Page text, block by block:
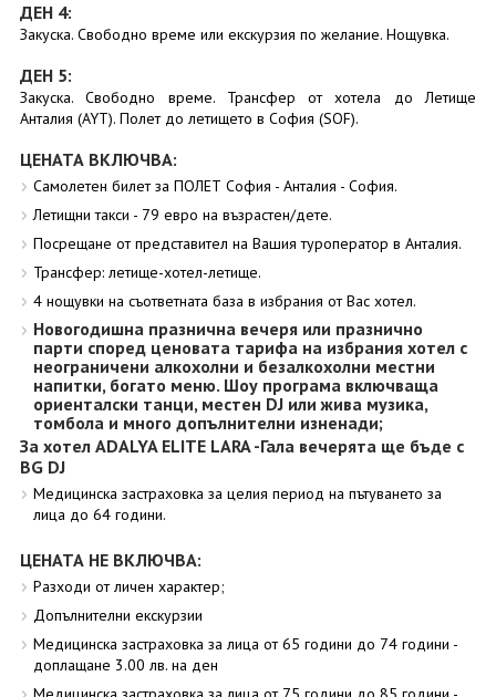
ДЕН 4:
Закуска. Свободно време или екскурзия по желание. Нощувка.
ДЕН 5:
Закуска. Свободно време. Трансфер от хотела до Летище
Анталия (AYT). Полет до летището в София (SOF).
ЦЕНАТА ВКЛЮЧВА:
Самолетен билет за ПОЛЕТ София - Анталия - София.
Летищни такси - 79 евро на възрастен/дете.
Посрещане от представител на Вашия туроператор в Анталия.
Трансфер: летище-хотел-летище.
4 нощувки на съответната база в избрания от Вас хотел.
Новогодишна празнична вечеря или празнично
парти според ценовата тарифа на избрания хотел с
неограничени алкохолни и безалкохолни местни
напитки, богато меню. Шоу програма включваща
ориенталски танци, местен DJ или жива музика,
томбола и много допълнителни изненади;
За хотел ADALYA ELITE LARA -Гала вечерята ще бъде с
BG DJ
Медицинска застраховка за целия период на пътуването за
лица до 64 години.
ЦЕНАТА НЕ ВКЛЮЧВА:
Разходи от личен характер;
Допълнителни екскурзии
Медицинска застраховка за лица от 65 години до 74 години -
доплащане 3.00 лв. на ден